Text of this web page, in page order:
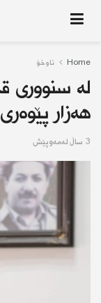
Home ناوخۆ
هەزار
3 ساڵ له‌مه‌وپێش